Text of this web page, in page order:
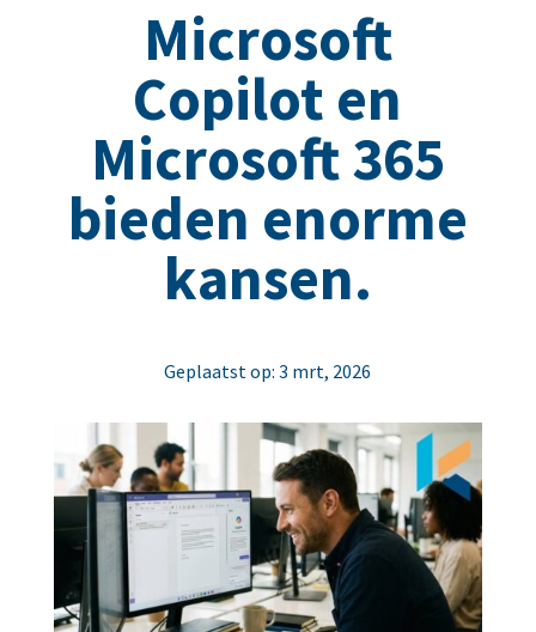
Microsoft
Copilot en
Microsoft 365
bieden enorme
kansen.
Geplaatst op: 3 mrt, 2026